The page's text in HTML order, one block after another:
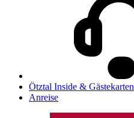
Ötztal Inside & Gästekarten
Anreise